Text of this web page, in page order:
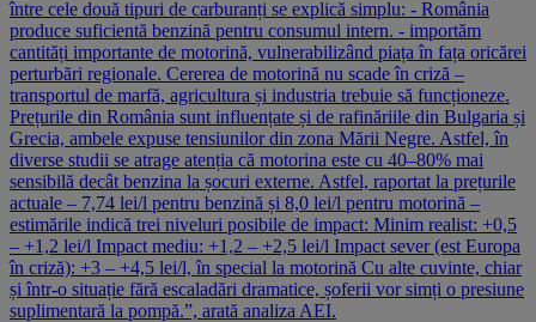
între cele două tipuri de carburanți se explică simplu: - România
produce suficientă benzină pentru consumul intern. - importăm
cantități importante de motorină, vulnerabilizând piața în fața oricărei
perturbări regionale. Cererea de motorină nu scade în criză –
transportul de marfă, agricultura și industria trebuie să funcționeze.
Prețurile din România sunt influențate și de rafinăriile din Bulgaria și
Grecia, ambele expuse tensiunilor din zona Mării Negre. Astfel, în
diverse studii se atrage atenția că motorina este cu 40–80% mai
sensibilă decât benzina la șocuri externe. Astfel, raportat la prețurile
actuale – 7,74 lei/l pentru benzină și 8,0 lei/l pentru motorină –
estimările indică trei niveluri posibile de impact: Minim realist: +0,5
– +1,2 lei/l Impact mediu: +1,2 – +2,5 lei/l Impact sever (est Europa
în criză): +3 – +4,5 lei/l, în special la motorină Cu alte cuvinte, chiar
și într-o situație fără escaladări dramatice, șoferii vor simți o presiune
suplimentară la pompă.”, arată analiza AEI.